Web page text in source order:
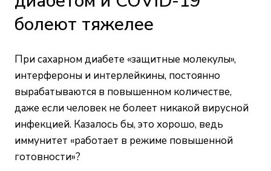
болеют тяжелее
При сахарном диабете «защитные молекулы»,
интерфероны и интерлейкины, постоянно
вырабатываются в повышенном количестве,
даже если человек не болеет никакой вирусной
инфекцией. Казалось бы, это хорошо, ведь
иммунитет «работает в режиме повышенной
готовности»?